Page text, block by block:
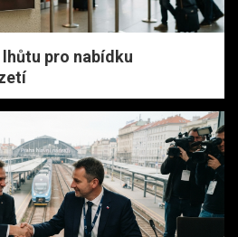
pro nabídku